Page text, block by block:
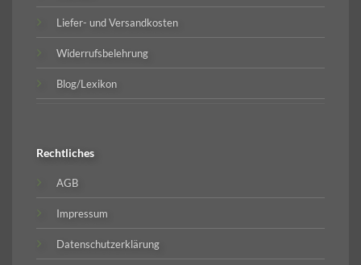
Liefer- und Versandkosten
Widerrufsbelehrung
Blog/Lexikon
Rechtliches
AGB
Impressum
Datenschutzerklärung